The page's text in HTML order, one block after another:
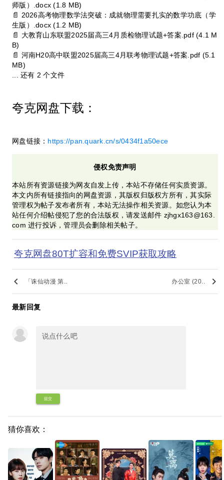
师版）.docx (1.8 MB)
📄 2026高考物理数学法突破：成就物理需要扎实的数学功底（学
生版）.docx (1.2 MB)
📄 大教育山东联盟2025届高三4月质检物理试题+答案.pdf (4.1 M
B)
📄 河南H20高中联盟2025届高三4月联考物理试题+答案.pdf (5.1
MB)
... 还有 2 个文件
夸克网盘下载：
网盘链接： https://pan.quark.cn/s/0434f1a50ece
侵权免责声明
本站所有资源链接为网友自发上传，本站不存储任何实质资源。
本文内所有链接指向的网盘资源，其版权归版权方所有，其实际
管理权为帖子发布者所有，本站无法操作相关资源。如您认为本
站任何介绍帖侵犯了您的合法版权，请发送邮件 zjhgx163@163.
com 进行投诉，管理员会删除相关帖子。
夸克网盘80T扩容和免费SVIP获取攻略
keyboard_arrow_left 「诛仙动漫 第.. 办公室 (20.. keyboard_arrow_right
最新回复
提交
猜你喜欢：